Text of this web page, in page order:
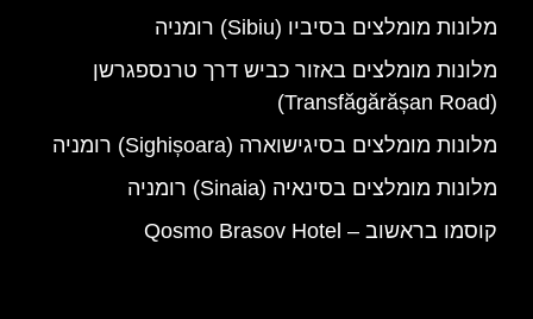
מלונות מומלצים בסיביו (Sibiu) רומניה
מלונות מומלצים באזור כביש דרך טרנספגרשן
(Transfăgărășan Road)
מלונות מומלצים בסיגישוארה (Sighișoara) רומניה
מלונות מומלצים בסינאיה (Sinaia) רומניה
קוסמו בראשוב – Qosmo Brasov Hotel